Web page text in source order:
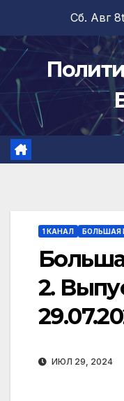
содержимому
Сб. Авг
1 КАНАЛ БОЛЬШАЯ
2.
ИЮЛ 29, 2024